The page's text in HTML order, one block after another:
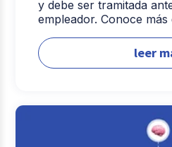
y debe ser tramitada
empleador. Conoce más
leer